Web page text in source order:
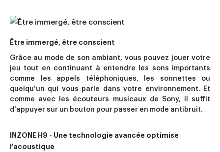
Être immergé, être conscient
Grâce au mode de son ambiant, vous pouvez jouer votre
jeu tout en continuant à entendre les sons importants
comme les appels téléphoniques, les sonnettes ou
quelqu'un qui vous parle dans votre environnement. Et
comme avec les écouteurs musicaux de Sony, il suffit
d'appuyer sur un bouton pour passer en mode antibruit.
INZONE H9 - Une technologie avancée optimise
l'acoustique